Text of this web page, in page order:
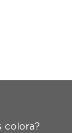
colora?